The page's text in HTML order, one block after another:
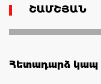
ՇԱՄՇՅԱՆ
Հետադարձ կապ